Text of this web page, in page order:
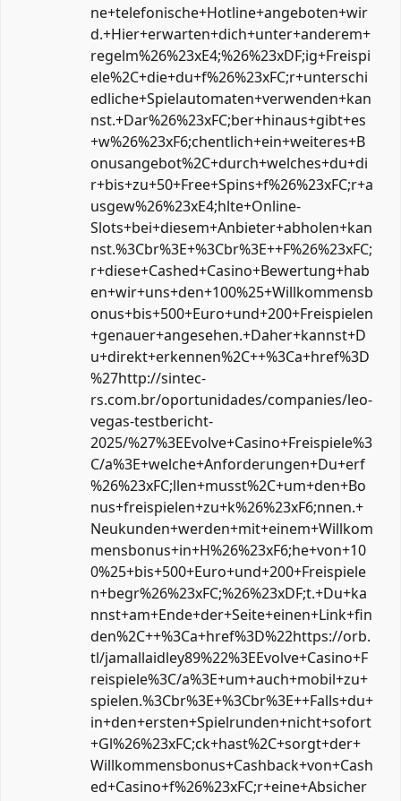
ne+telefonische+Hotline+angeboten+wir
d.+Hier+erwarten+dich+unter+anderem+
regelm%26%23xE4;%26%23xDF;ig+Freispi
ele%2C+die+du+f%26%23xFC;r+unterschi
edliche+Spielautomaten+verwenden+kan
nst.+Dar%26%23xFC;ber+hinaus+gibt+es
+w%26%23xF6;chentlich+ein+weiteres+B
onusangebot%2C+durch+welches+du+di
r+bis+zu+50+Free+Spins+f%26%23xFC;r+a
usgew%26%23xE4;hlte+Online-
Slots+bei+diesem+Anbieter+abholen+kan
nst.%3Cbr%3E+%3Cbr%3E++F%26%23xFC;
r+diese+Cashed+Casino+Bewertung+hab
en+wir+uns+den+100%25+Willkommensb
onus+bis+500+Euro+und+200+Freispielen
+genauer+angesehen.+Daher+kannst+D
u+direkt+erkennen%2C++%3Ca+href%3D
%27http://sintec-
rs.com.br/oportunidades/companies/leo-
vegas-testbericht-
2025/%27%3EEvolve+Casino+Freispiele%3
C/a%3E+welche+Anforderungen+Du+erf
%26%23xFC;llen+musst%2C+um+den+Bo
nus+freispielen+zu+k%26%23xF6;nnen.+
Neukunden+werden+mit+einem+Willkom
mensbonus+in+H%26%23xF6;he+von+10
0%25+bis+500+Euro+und+200+Freispiele
n+begr%26%23xFC;%26%23xDF;t.+Du+ka
nnst+am+Ende+der+Seite+einen+Link+fin
den%2C++%3Ca+href%3D%22https://orb.
tl/jamallaidley89%22%3EEvolve+Casino+F
reispiele%3C/a%3E+um+auch+mobil+zu+
spielen.%3Cbr%3E+%3Cbr%3E++Falls+du+
in+den+ersten+Spielrunden+nicht+sofort
+Gl%26%23xFC;ck+hast%2C+sorgt+der+
Willkommensbonus+Cashback+von+Cash
ed+Casino+f%26%23xFC;r+eine+Absicher